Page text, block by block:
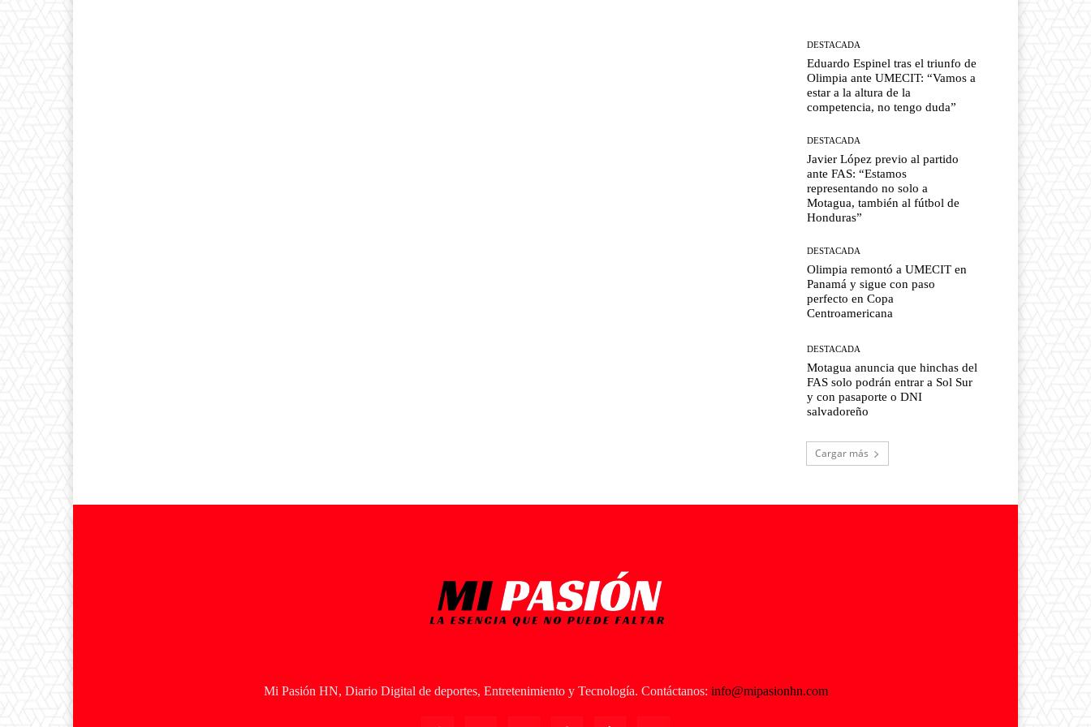
DESTACADA
Eduardo Espinel tras el triunfo de
Olimpia ante UMECIT: “Vamos a
estar a la altura de la
competencia, no tengo duda”
DESTACADA
Javier López previo al partido
ante FAS: “Estamos
representando no solo a
Motagua, también al fútbol de
Honduras”
DESTACADA
Olimpia remontó a UMECIT en
Panamá y sigue con paso
perfecto en Copa
Centroamericana
DESTACADA
Motagua anuncia que hinchas del
FAS solo podrán entrar a Sol Sur
y con pasaporte o DNI
salvadoreño
Cargar más
Mi Pasión HN, Diario Digital de deportes, Entretenimiento y Tecnología. Contáctanos: info@mipasionhn.com